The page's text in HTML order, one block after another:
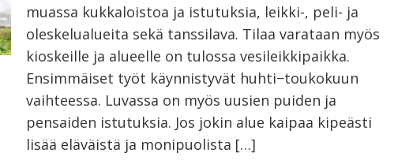
muassa kukkaloistoa ja istutuksia, leikki-, peli- ja
oleskelualueita sekä tanssilava. Tilaa varataan myös
kioskeille ja alueelle on tulossa vesileikkipaikka.
Ensimmäiset työt käynnistyvät huhti−toukokuun
vaihteessa. Luvassa on myös uusien puiden ja
pensaiden istutuksia. Jos jokin alue kaipaa kipeästi
lisää eläväistä ja monipuolista […]